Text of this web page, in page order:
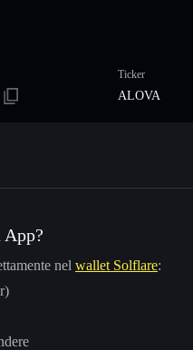
Ticker
ALOVA
App?
nel wallet Solflare: